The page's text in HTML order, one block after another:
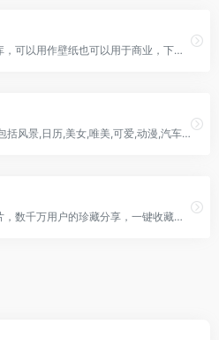
一键搜索多家免版权图库，可以用作壁纸也可以用于商业，下载比较方便。
提供高清桌面壁纸下载,包括风景,日历,美女,唯美,可爱,动漫,汽车,花卉,节日,动物,游戏,qq,阿狸,好看等精美壁纸!
收录几十亿高清优质图片，数千万用户的珍藏分享，一键收藏下载美图!